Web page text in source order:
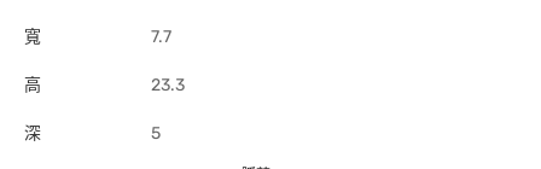
寬 7.7
高 23.3
深 5